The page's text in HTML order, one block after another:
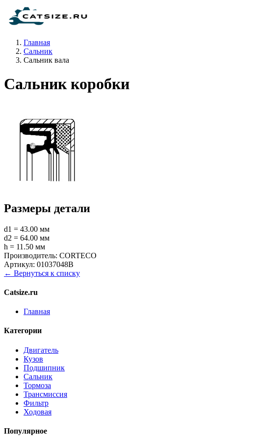
Главная
Сальник
Сальник вала
Сальник коробки
Размеры детали
d1 = 43.00 мм
d2 = 64.00 мм
h = 11.50 мм
Производитель: CORTECO
Артикул: 01037048B
← Вернуться к списку
Catsize.ru
Главная
Категории
Двигатель
Кузов
Подшипник
Сальник
Тормоза
Трансмиссия
Фильтр
Ходовая
Популярное